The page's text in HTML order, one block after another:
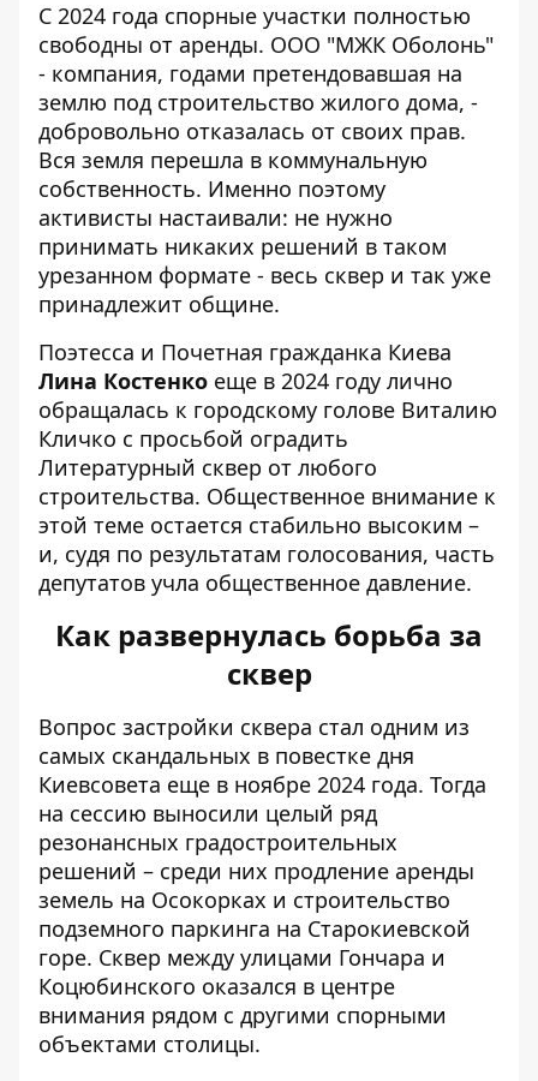
С 2024 года спорные участки полностью
свободны от аренды. ООО "МЖК Оболонь"
- компания, годами претендовавшая на
землю под строительство жилого дома, -
добровольно отказалась от своих прав.
Вся земля перешла в коммунальную
собственность. Именно поэтому
активисты настаивали: не нужно
принимать никаких решений в таком
урезанном формате - весь сквер и так уже
принадлежит общине.
Поэтесса и Почетная гражданка Киева
Лина Костенко еще в 2024 году лично
обращалась к городскому голове Виталию
Кличко с просьбой оградить
Литературный сквер от любого
строительства. Общественное внимание к
этой теме остается стабильно высоким –
и, судя по результатам голосования, часть
депутатов учла общественное давление.
Как развернулась борьба за
сквер
Вопрос застройки сквера стал одним из
самых скандальных в повестке дня
Киевсовета еще в ноябре 2024 года. Тогда
на сессию выносили целый ряд
резонансных градостроительных
решений – среди них продление аренды
земель на Осокорках и строительство
подземного паркинга на Старокиевской
горе. Сквер между улицами Гончара и
Коцюбинского оказался в центре
внимания рядом с другими спорными
объектами столицы.